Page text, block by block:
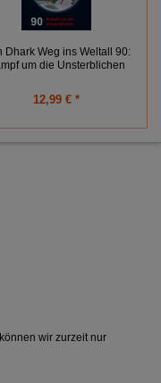
Dhark Weg ins Weltall 90:
um die Unsterblichen
12,99 € *
wir zurzeit nur